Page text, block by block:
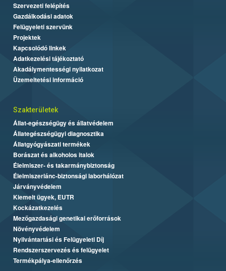
Szervezeti felépítés
Gazdálkodási adatok
Felügyeleti szervünk
Projektek
Kapcsolódó linkek
Adatkezelési tájékoztató
Akadálymentességi nyilatkozat
Üzemeltetési információ
Szakterületek
Állat-egészségügy és állatvédelem
Állategészségügyi diagnosztika
Állatgyógyászati termékek
Borászat és alkoholos italok
Élelmiszer- és takarmánybiztonság
Élelmiszerlánc-biztonsági laborhálózat
Járványvédelem
Kiemelt ügyek, EUTR
Kockázatkezelés
Mezőgazdasági genetikai erőforrások
Növényvédelem
Nyilvántartási és Felügyeleti Díj
Rendszerszervezés és felügyelet
Termékpálya-ellenőrzés